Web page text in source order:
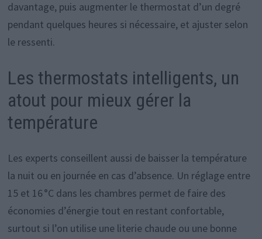
davantage, puis augmenter le thermostat d’un degré
pendant quelques heures si nécessaire, et ajuster selon
le ressenti.
Les thermostats intelligents, un
atout pour mieux gérer la
température
Les experts conseillent aussi de baisser la température
la nuit ou en journée en cas d’absence. Un réglage entre
15 et 16 °C dans les chambres permet de faire des
économies d’énergie tout en restant confortable,
surtout si l’on utilise une literie chaude ou une bonne